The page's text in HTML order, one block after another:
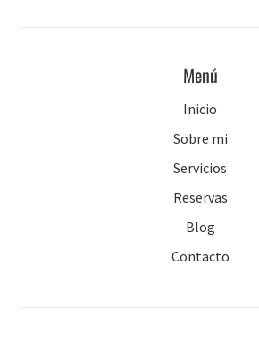
Menú
Inicio
Sobre mi
Servicios
Reservas
Blog
Contacto